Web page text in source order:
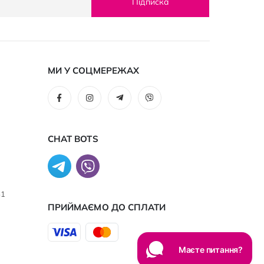
МИ У СОЦМЕРЕЖАХ
CHAT BOTS
ПРИЙМАЄМО ДО CПЛАТИ
Маєте питання?